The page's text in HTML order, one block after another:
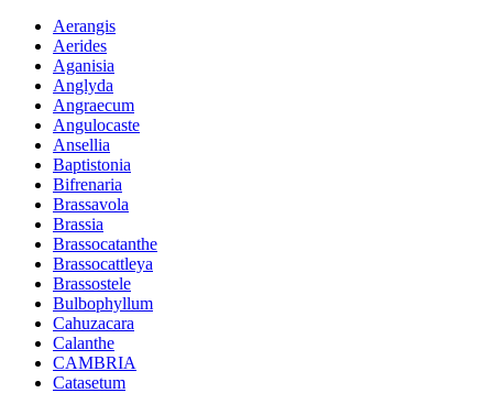
Aerangis
Aerides
Aganisia
Anglyda
Angraecum
Angulocaste
Ansellia
Baptistonia
Bifrenaria
Brassavola
Brassia
Brassocatanthe
Brassocattleya
Brassostele
Bulbophyllum
Cahuzacara
Calanthe
CAMBRIA
Catasetum